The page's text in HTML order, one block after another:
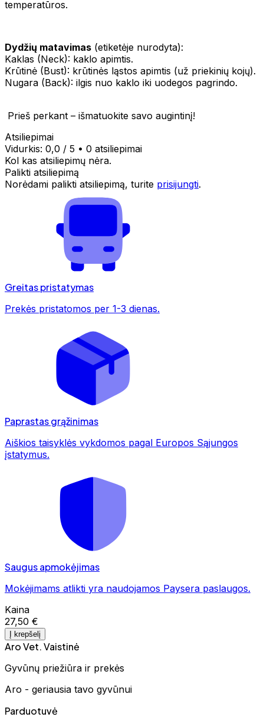
temperatūros.
Dydžių matavimas (etiketėje nurodyta):
Kaklas (Neck): kaklo apimtis.
Krūtinė (Bust): krūtinės ląstos apimtis (už priekinių kojų).
Nugara (Back): ilgis nuo kaklo iki uodegos pagrindo.
Prieš perkant – išmatuokite savo augintinį!
Atsiliepimai
Vidurkis: 0,0 / 5 • 0 atsiliepimai
Kol kas atsiliepimų nėra.
Palikti atsiliepimą
Norėdami palikti atsiliepimą, turite prisijungti.
Greitas pristatymas
Prekės pristatomos per 1-3 dienas.
Paprastas grąžinimas
Aiškios taisyklės vykdomos pagal Europos Sąjungos
įstatymus.
Saugus apmokėjimas
Mokėjimams atlikti yra naudojamos Paysera paslaugos.
Kaina
27,50 €
Į krepšelį
Aro Vet. Vaistinė
Gyvūnų priežiūra ir prekės
Aro - geriausia tavo gyvūnui
Parduotuvė